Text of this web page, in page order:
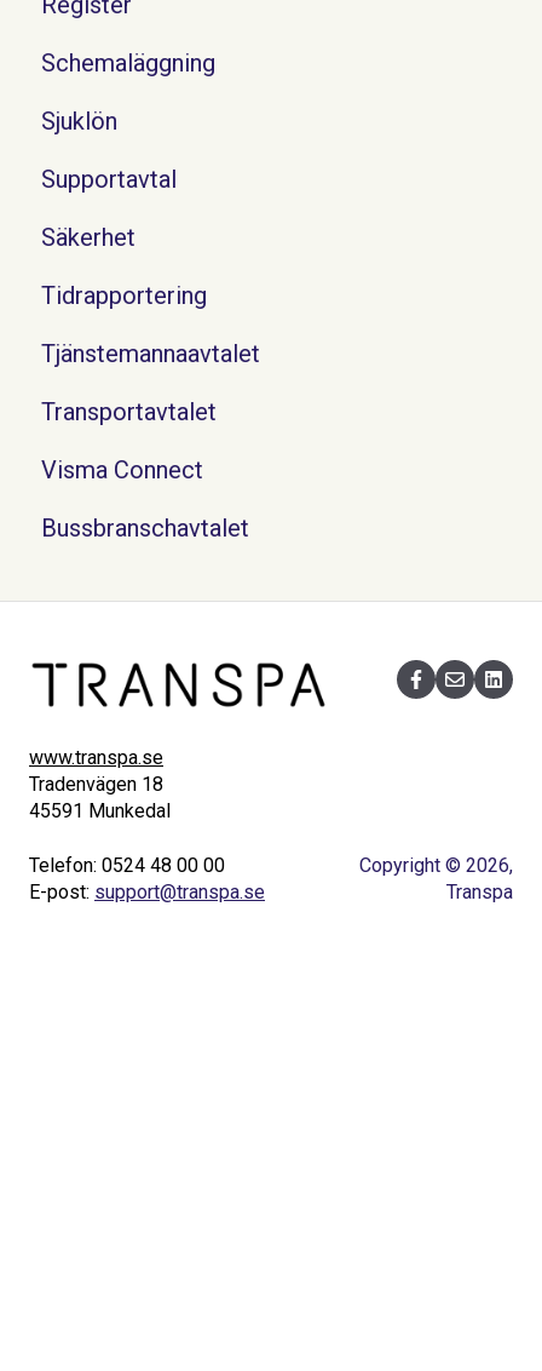
Schemaläggning
Sjuklön
Supportavtal
Säkerhet
Tidrapportering
Tjänstemannaavtalet
Transportavtalet
Visma Connect
Bussbranschavtalet
www.transpa.se
Tradenvägen 18
45591 Munkedal
Telefon: 0524 48 00 00
E-post: support@transpa.se
Copyright © 2026,
Transpa